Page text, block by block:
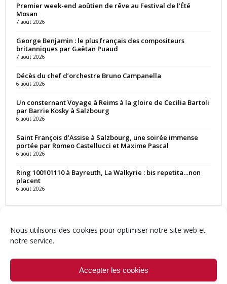
Nous utilisons des cookies pour optimiser notre site web et
notre service.
Accepter les cookies
Premier week-end aoûtien de rêve au Festival de l’Été
Mosan
7 août 2026
George Benjamin : le plus français des compositeurs
britanniques par Gaëtan Puaud
7 août 2026
Décès du chef d’orchestre Bruno Campanella
6 août 2026
Un consternant Voyage à Reims à la gloire de Cecilia Bartoli
par Barrie Kosky à Salzbourg
6 août 2026
Saint François d’Assise à Salzbourg, une soirée immense
portée par Romeo Castellucci et Maxime Pascal
6 août 2026
Ring 100101110 à Bayreuth, La Walkyrie : bis repetita…non
placent
6 août 2026